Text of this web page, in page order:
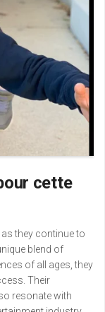
cette
they continue to
blend of
of all ages, they
Their
resonate with